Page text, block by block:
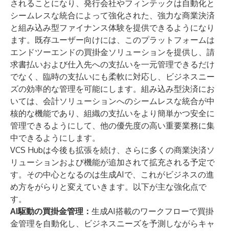
されることになり、発行会社やフィンテックは自動化と
シームレスな統合によって強化された、強力な商業決済
と組み込み型ファイナンス体験を提供できるようになり
ます。既存ユーザー向けには、このプラットフォームは
エンドツーエンドの買掛金ソリューションを提供し、請
求書払いおよび仕入先への支払いを一元管理できるだけ
でなく、臨時の支払いにも柔軟に対応し、ビジネスニー
ズの効率的な管理を可能にします。組み込み型決済にお
いては、会計ソリューションへのシームレスな統合が中
核的な機能であり、組織の支払いをより簡単かつ安全に
管理できるようにして、他の優先度の高い重要業務に集
中できるようにします。
VCS Hubは今後も拡張を続け、さらに多くの商業決済ソ
リューションおよび機能が追加されて拡充される予定で
す。その中心となるのは生成AIで、これがビジネスの進
め方をがらりと変えていきます。以下が主な強化点で
す。
AI駆動の買掛金管理： 生成AI搭載のワークフローで買掛
金管理を自動化し、ビジネスニーズを予測しながらキャ